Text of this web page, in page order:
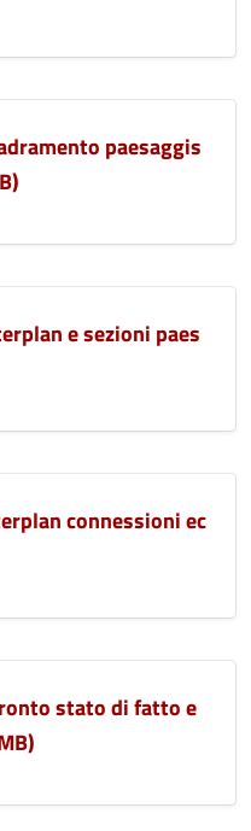
paesaggis
e sezioni paes
connessioni ec
stato di fatto e